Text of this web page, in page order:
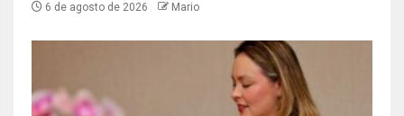
6 de agosto de 2026 Mario